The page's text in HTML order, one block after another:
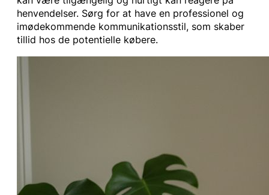
henvendelser. Sørg for at have en professionel og
imødekommende kommunikationsstil, som skaber
tillid hos de potentielle købere.